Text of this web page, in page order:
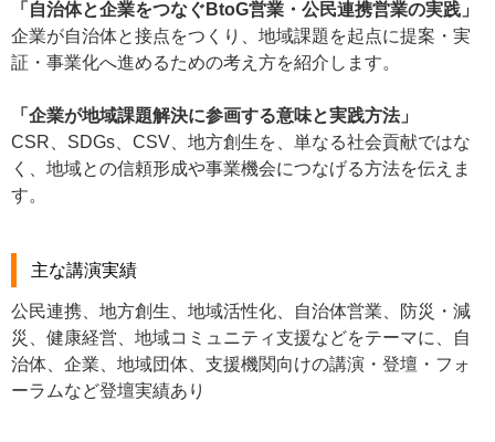
「自治体と企業をつなぐBtoG営業・公民連携営業の実践」
企業が自治体と接点をつくり、地域課題を起点に提案・実
証・事業化へ進めるための考え方を紹介します。
「企業が地域課題解決に参画する意味と実践方法」
CSR、SDGs、CSV、地方創生を、単なる社会貢献ではな
く、地域との信頼形成や事業機会につなげる方法を伝えま
す。
主な講演実績
公民連携、地方創生、地域活性化、自治体営業、防災・減
災、健康経営、地域コミュニティ支援などをテーマに、自
治体、企業、地域団体、支援機関向けの講演・登壇・フォ
ーラムなど登壇実績あり